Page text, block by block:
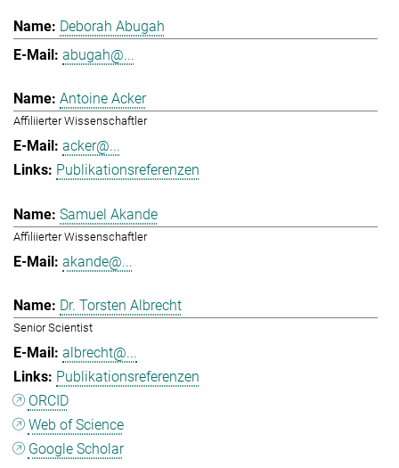
Deborah Abugah
abugah@...
Antoine Acker
Affiliierter Wissenschaftler
acker@...
Publikationsreferenzen
Samuel Akande
Affiliierter Wissenschaftler
akande@...
Dr. Torsten Albrecht
Senior Scientist
albrecht@...
Publikationsreferenzen
ORCID
Web of Science
Google Scholar